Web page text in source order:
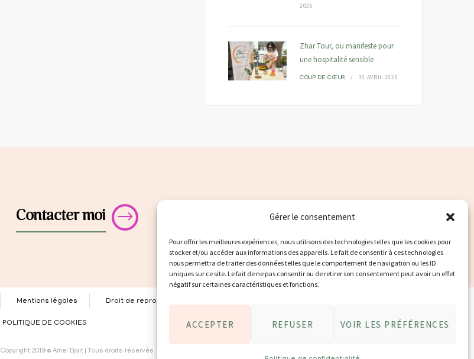
Gérer le consentement
Pour offrir les meilleures expériences, nous utilisons des technologies telles que les cookies pour
stocker et/ou accéder aux informations des appareils. Le fait de consentir à ces technologies
nous permettra de traiter des données telles que le comportement de navigation ou les ID
uniques sur ce site. Le fait de ne pas consentir ou de retirer son consentement peut avoir un effet
négatif sur certaines caractéristiques et fonctions.
ACCEPTER REFUSER VOIR LES PRÉFÉRENCES
2026
Zhar Tour, ou manifeste pour
une hospitalité sensible
COUP DE CŒUR 30 AVRIL 2026
Contacter moi
Mentions légales Droit de reproduction
POLITIQUE DE COOKIES
Copyright 2019 © Amel Djait | Tous droits réservés